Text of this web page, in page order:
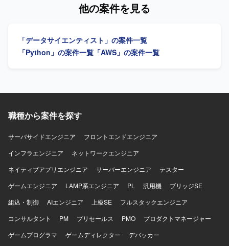
り、OpenAI APIやAnthropic APIなどの生成AI関連サービス
ータ活用の高度化に貢献していただけるポジションです。
ータパイプラインの設計・実装・運用を行っていただきま
す。dbt などのツールを用いた運用や標準化にも取り組んで
dashの連携方式の設計、構築、テストを実施します。デー
援も担当します。 【求める人物像】 顧客とのコミュニケー
ションを取りながら主体的に推進出来る方を求めていま
トフォームを活用したデータ連携基盤の構築に一貫して関
グやネットワーク設計の実務経験を積むことができます。
Google CloudやBigQuery、b-dashなどの最新の技術要素に
触れながら、データ基盤構築のスキルを高めていただけま
す。 【開発環境】 Google Cloud上のサービス基盤とb-
dashを利用した環境で、SQLやPython、MySQLなどを用い
他の案件を見る
「データサイエンティスト」の案件一覧
「Python」の案件一覧 「AWS」の案件一覧
職種から案件を探す
サーバサイドエンジニア
フロントエンドエンジニア
インフラエンジニア
ネットワークエンジニア
ネイティブアプリエンジニア
サーバーエンジニア
テスター
ゲームエンジニア
LAMP系エンジニア PL 汎用機
ブリッジSE
組込・制御
AIエンジニア 上級SE
フルスタックエンジニア
コンサルタント
PM プリセールス PMO
プロダクトマネージャー
ゲームプログラマ
ゲームディレクター
デバッカー